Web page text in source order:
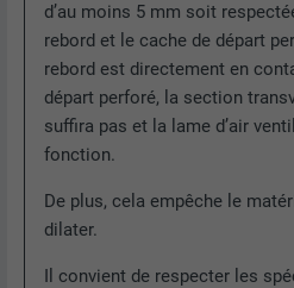
d’au moins 5 mm soit
rebord et le cache de départ
rebord est directement en
départ perforé, la section
suffira pas et la lame d’air
fonction.
De plus, cela empêche le
dilater.
Il convient de respecter les